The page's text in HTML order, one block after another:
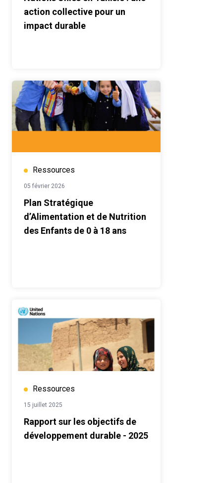
action collective pour un
impact durable
Ressources
05 février 2026
Plan Stratégique
d’Alimentation et de Nutrition
des Enfants de 0 à 18 ans
Ressources
15 juillet 2025
Rapport sur les objectifs de
développement durable - 2025